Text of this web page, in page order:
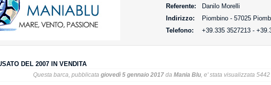
Referente:
Danilo Morelli
Indirizzo:
Piombino - 57025
Telefono:
+39.335 3527213 -
DEL 2007 IN VENDITA
Questa barca, pubblicata giovedì 5 gennaio 2017da Mania Blu, e' stata visualizzata